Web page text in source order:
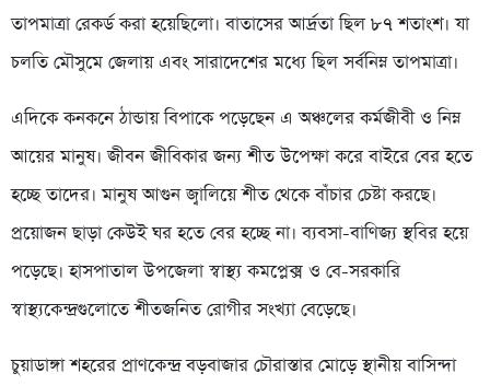
তাপমাত্রা রেকর্ড করা হয়েছিলো। বাতাসের আর্দ্রতা ছিল ৮৭ শতাংশ। যা
চলতি মৌসুমে জেলায় এবং সারাদেশের মধ্যে ছিল সর্বনিম্ন তাপমাত্রা।
এদিকে কনকনে ঠান্ডায় বিপাকে পড়েছেন এ অঞ্চলের কর্মজীবী ও নিম্ন
আয়ের মানুষ। জীবন জীবিকার জন্য শীত উপেক্ষা করে বাইরে বের হতে
হচ্ছে তাদের। মানুষ আগুন জ্বালিয়ে শীত থেকে বাঁচার চেষ্টা করছে।
প্রয়োজন ছাড়া কেউই ঘর হতে বের হচ্ছে না। ব্যবসা-বাণিজ্য স্থবির হয়ে
পড়েছে। হাসপাতাল উপজেলা স্বাস্থ্য কমপ্লেক্স ও বে-সরকারি
স্বাস্থ্যকেন্দ্রগুলোতে শীতজনিত রোগীর সংখ্যা বেড়েছে।
চুয়াডাঙ্গা শহরের প্রাণকেন্দ্র বড়বাজার চৌরাস্তার মোড়ে স্থানীয় বাসিন্দা